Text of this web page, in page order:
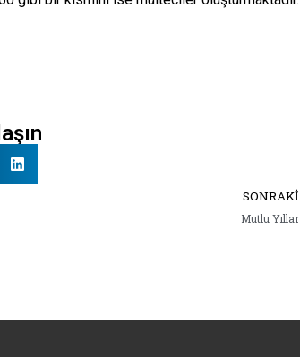
SONRAKI
Mutlu Yıllar